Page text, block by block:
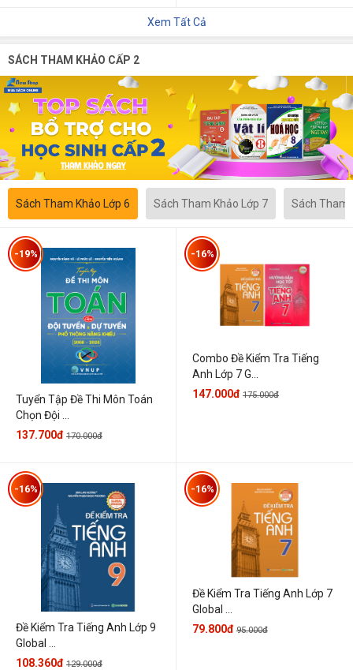
Xem Tất Cả
SÁCH THAM KHẢO CẤP 2
Sách Tham Khảo Lớp 6 Sách Tham Khảo Lớp 7 Sách Tham
Tuyển Tập Đề Thi Môn Toán
Chọn Đội ...
-19%
137.700đ 170.000đ
Combo Đề Kiểm Tra Tiếng
Anh Lớp 7 G...
-16%
147.000đ 175.000đ
Đề Kiểm Tra Tiếng Anh Lớp 9
Global ...
-16%
108.360đ 129.000đ
Đề Kiểm Tra Tiếng Anh Lớp 7
Global ...
-16%
79.800đ 95.000đ